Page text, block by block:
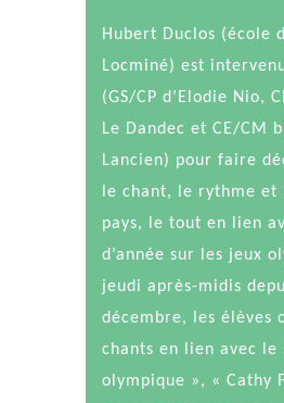
Hubert Duclos (école
Locminé) est
(GS/CP d’Elodie Nio,
Le Dandec et CE/CM
Lancien) pour faire
le chant, le rythme et
pays, le tout en lien
d’année sur les jeux
jeudi après-midis
décembre, les élèves
chants en lien avec
olympique », « Cathy